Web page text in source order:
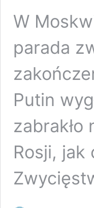
W
parada
Putin
zabrakło
Rosji,